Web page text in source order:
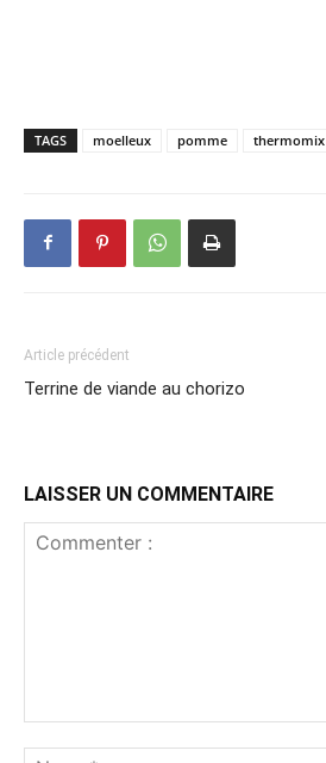
TAGS moelleux pomme thermomix
Article précédent
Terrine de viande au chorizo
LAISSER UN COMMENTAIRE